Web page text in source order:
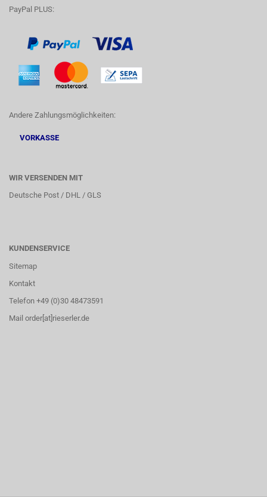
PayPal PLUS:
Andere Zahlungsmöglichkeiten:
VORKASSE
WIR VERSENDEN MIT
Deutsche Post / DHL / GLS
KUNDENSERVICE
Sitemap
Kontakt
Telefon +49 (0)30 48473591
Mail order[at]rieserler.de